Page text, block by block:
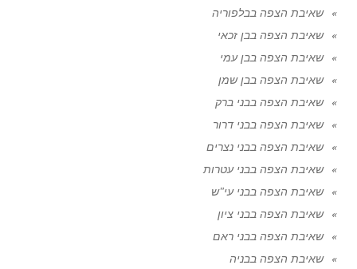
שאיבת הצפה בבלפוריה
שאיבת הצפה בבן זכאי
שאיבת הצפה בבן עמי
שאיבת הצפה בבן שמן
שאיבת הצפה בבני ברק
שאיבת הצפה בבני דרור
שאיבת הצפה בבני נצרים
שאיבת הצפה בבני עטרות
שאיבת הצפה בבני עי"ש
שאיבת הצפה בבני ציון
שאיבת הצפה בבני ראם
שאיבת הצפה בבניה